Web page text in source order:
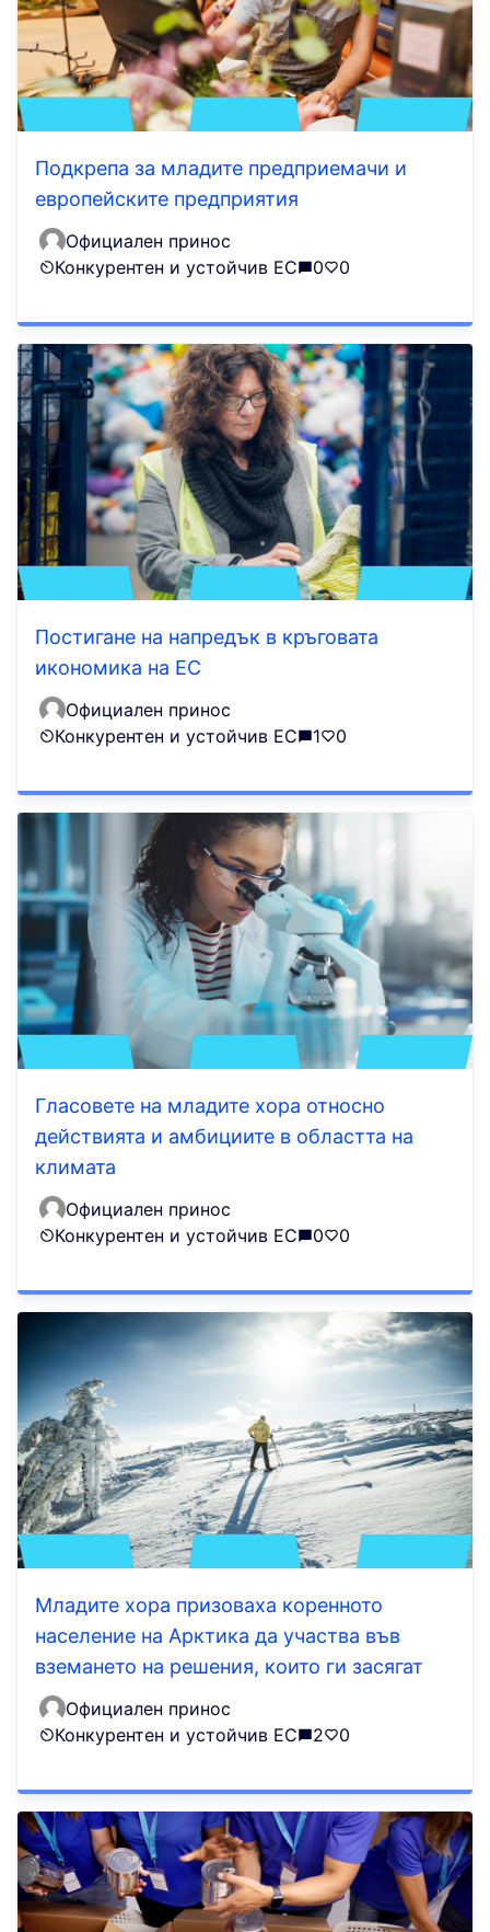
Подкрепа за младите предприемачи и
европейските предприятия
Официален принос
Конкурентен и устойчив ЕС
0 0
Постигане на напредък в кръговата
икономика на ЕС
Официален принос
Конкурентен и устойчив ЕС
1 0
Гласовете на младите хора относно
действията и амбициите в областта на
климата
Официален принос
Конкурентен и устойчив ЕС
0 0
Младите хора призоваха коренното
население на Арктика да участва във
вземането на решения, които ги засягат
Официален принос
Конкурентен и устойчив ЕС
2 0